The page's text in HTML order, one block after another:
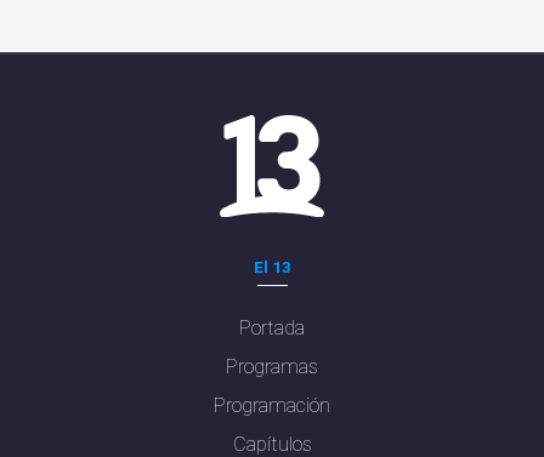
El 13
Portada
Programas
Programación
Capítulos